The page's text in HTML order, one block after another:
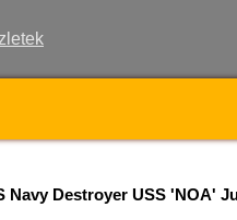
Navy Destroyer USS 'NOA'